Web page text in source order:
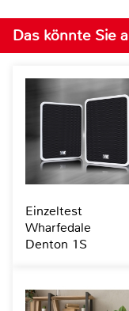
Das könnte Sie
Einzeltest
Wharfedale
Denton 1S